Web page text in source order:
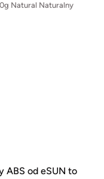
Natural Naturalny
ABS od eSUN to